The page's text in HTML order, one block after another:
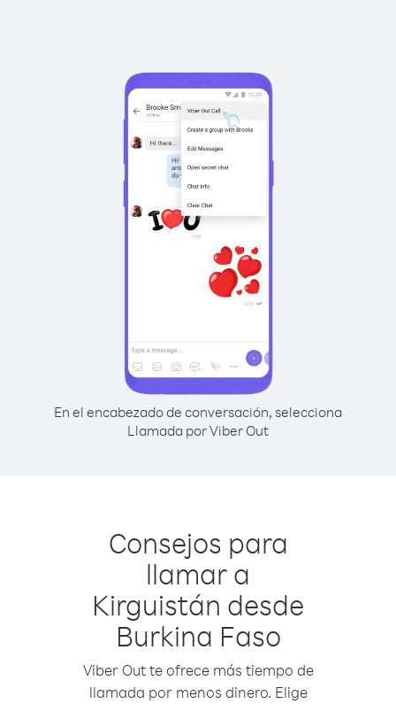
En el encabezado de conversación, selecciona
Llamada por Viber Out
Consejos para
llamar a
Kirguistán desde
Burkina Faso
Viber Out te ofrece más tiempo de
llamada por menos dinero. Elige